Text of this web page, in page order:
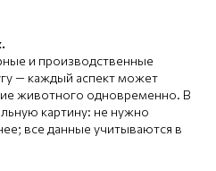
и производственные
— каждый аспект может
животного одновременно. В
картину: не нужно
все данные учитываются в